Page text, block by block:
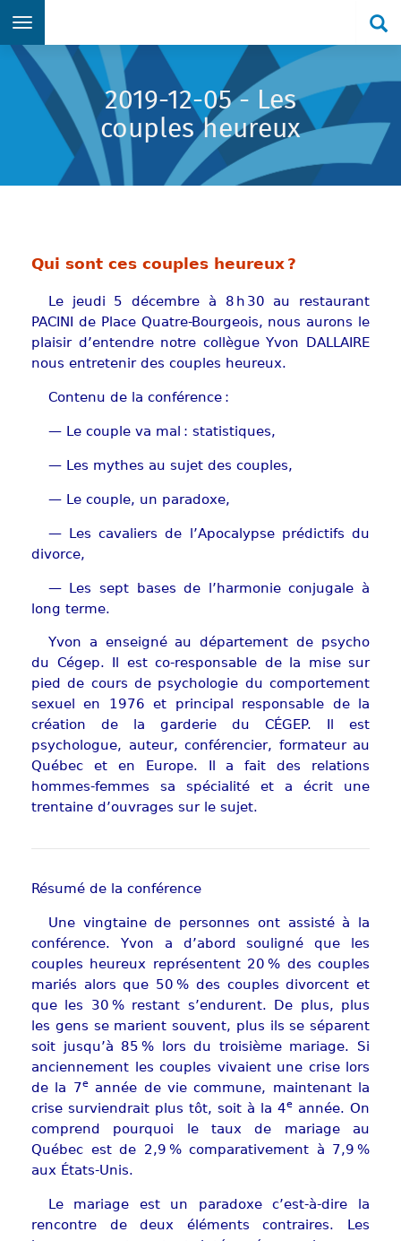
Aller directement au menu principal
Aller directement au contenu principal
Aller directement au formulaire de recherche
Aller directement au pied de page
2019-12-05 - Les
couples heureux
Qui sont ces couples heureux ?
Le jeudi 5 décembre à 8 h 30 au restaurant
PACINI de Place Quatre-Bourgeois, nous aurons le
plaisir d’entendre notre collègue Yvon DALLAIRE
nous entretenir des couples heureux.
Contenu de la conférence :
— Le couple va mal : statistiques,
— Les mythes au sujet des couples,
— Le couple, un paradoxe,
— Les cavaliers de l’Apocalypse prédictifs du
divorce,
— Les sept bases de l’harmonie conjugale à
long terme.
Yvon a enseigné au département de psycho
du Cégep. Il est co-responsable de la mise sur
pied de cours de psychologie du comportement
sexuel en 1976 et principal responsable de la
création de la garderie du CÉGEP. Il est
psychologue, auteur, conférencier, formateur au
Québec et en Europe. Il a fait des relations
hommes-femmes sa spécialité et a écrit une
trentaine d’ouvrages sur le sujet.
Résumé de la conférence
Une vingtaine de personnes ont assisté à la
conférence. Yvon a d’abord souligné que les
couples heureux représentent 20 % des couples
mariés alors que 50 % des couples divorcent et
que les 30 % restant s’endurent. De plus, plus
les gens se marient souvent, plus ils se séparent
soit jusqu’à 85 % lors du troisième mariage. Si
anciennement les couples vivaient une crise lors
de la 7eannée de vie commune, maintenant la
crise surviendrait plus tôt, soit à la 4e année. On
comprend pourquoi le taux de mariage au
Québec est de 2,9 % comparativement à 7,9 %
aux États-Unis.
Le mariage est un paradoxe c’est-à-dire la
rencontre de deux éléments contraires. Les